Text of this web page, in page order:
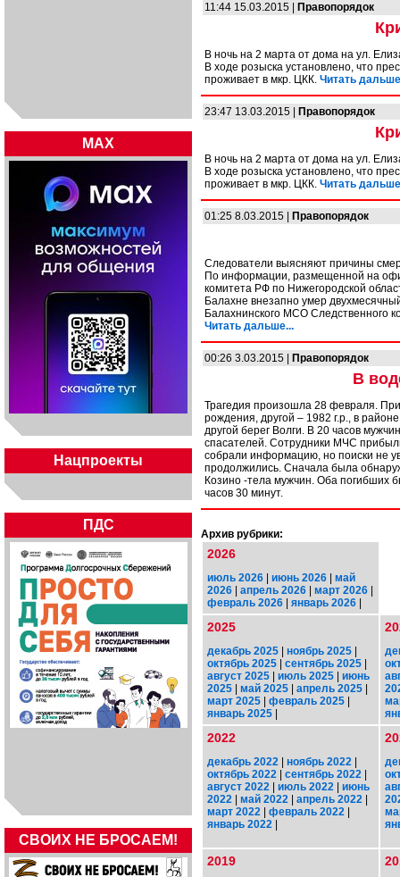
MAX
Нацпроекты
ПДС
СВОИХ НЕ БРОСАЕМ!
11:44 15.03.2015 | Правопорядок
В ночь на 2 марта от дома на ул.
В ходе розыска установлено, что
проживает в мкр. ЦКК. Читать
23:47 13.03.2015 | Правопорядок
В ночь на 2 марта от дома на ул.
В ходе розыска установлено, что
проживает в мкр. ЦКК. Читать
01:25 8.03.2015 | Правопорядок
Следователи выясняют причины
По информации, размещенной на
комитета РФ по Нижегородской
Балахне внезапно умер
Балахнинского МСО Следственного
Читать дальше...
00:26 3.03.2015 | Правопорядок
В
Трагедия произошла 28 февраля.
рождения, другой – 1982 г.р., в
другой берег Волги. В 20 часов
спасателей. Сотрудники МЧС
собрали информацию, но поиски не
продолжились. Сначала была
Козино -тела мужчин. Оба погибших
часов 30 минут.
Архив рубрики:
2026
июль 2026 | июнь 2026 | май
2026 | апрель 2026 | март 2026 |
февраль 2026 | январь 2026 |
2025
декабрь 2025 | ноябрь 2025 |
октябрь 2025 | сентябрь 2025 |
август 2025 | июль 2025 | июнь
2025 | май 2025 | апрель 2025 |
март 2025 | февраль 2025 |
январь 2025 |
2022
декабрь 2022 | ноябрь 2022 |
октябрь 2022 | сентябрь 2022 |
август 2022 | июль 2022 | июнь
2022 | май 2022 | апрель 2022 |
март 2022 | февраль 2022 |
январь 2022 |
2019